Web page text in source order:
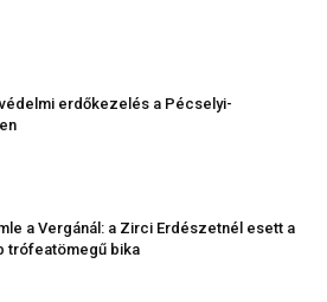
erdőkezelés a Pécselyi-
a Vergánál: a Zirci Erdészetnél esett a
trófeatömegű bika